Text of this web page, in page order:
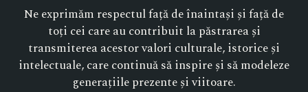
Ne exprimăm respectul față de înaintași și față de
toți cei care au contribuit la păstrarea și
transmiterea acestor valori culturale, istorice și
intelectuale, care continuă să inspire și să modeleze
generațiile prezente și viitoare.